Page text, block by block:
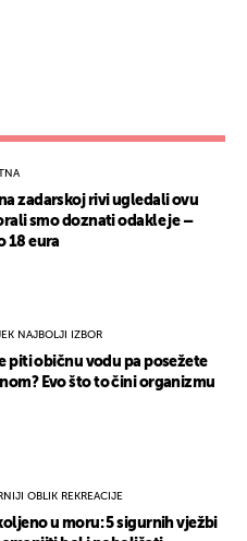
zadarskoj rivi ugledali ovu
smo doznati odakle je –
18 eura
NAJBOLJI IZBOR
piti običnu vodu pa posežete
Evo što to čini organizmu
OBLIK REKREACIJE
u moru: 5 sigurnih vježbi